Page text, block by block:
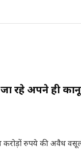
जा रहे अपने ही
करोड़ों रुपये की अवैध